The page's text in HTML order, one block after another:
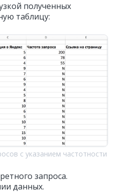
полученных
таблицу:
с указанием частотности
запроса.
данных.